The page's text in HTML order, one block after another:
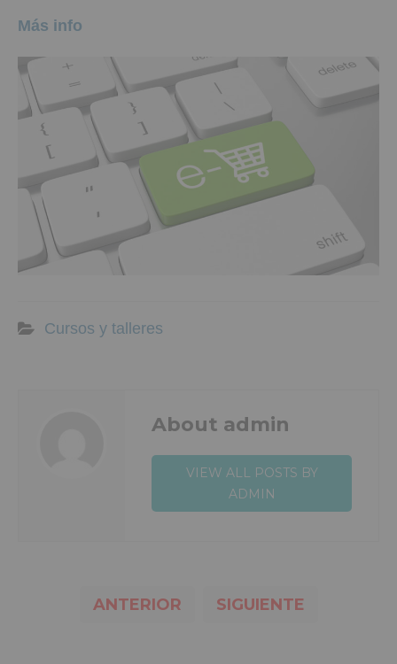
Más info
Cursos y talleres
About admin
VIEW ALL POSTS BY
ADMIN
ANTERIOR SIGUIENTE